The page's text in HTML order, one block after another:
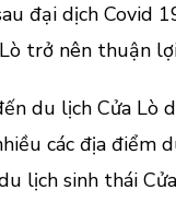
đại dịch Covid
trở nên thuận
du lịch Cửa Lò
các địa điểm
lịch sinh thái